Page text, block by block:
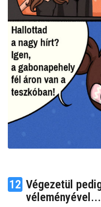
12 Végezetül
véleményével...